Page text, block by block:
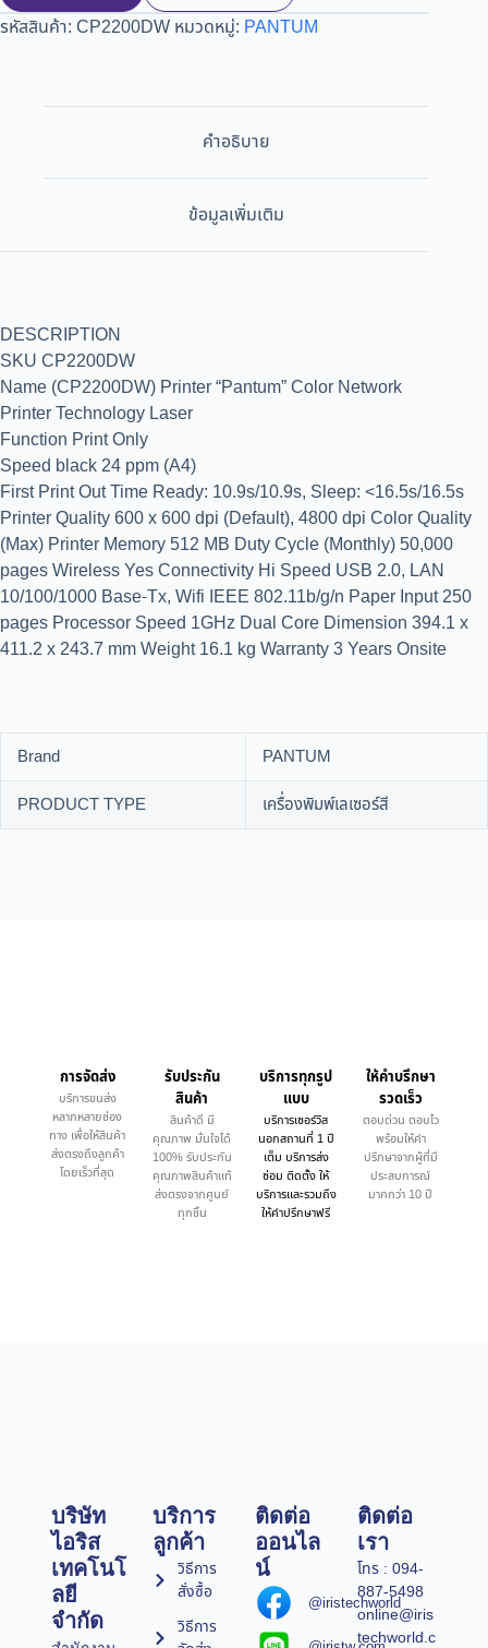
รหัสสินค้า: CP2200DW หมวดหมู่: PANTUM
คำอธิบาย
ข้อมูลเพิ่มเติม
DESCRIPTION
SKU CP2200DW
Name (CP2200DW) Printer “Pantum” Color Network
Printer Technology Laser
Function Print Only
Speed black 24 ppm (A4)
First Print Out Time Ready: 10.9s/10.9s, Sleep: <16.5s/16.5s
Printer Quality 600 x 600 dpi (Default), 4800 dpi Color Quality
(Max) Printer Memory 512 MB Duty Cycle (Monthly) 50,000
pages Wireless Yes Connectivity Hi Speed USB 2.0, LAN
10/100/1000 Base-Tx, Wifi IEEE 802.11b/g/n Paper Input 250
pages Processor Speed 1GHz Dual Core Dimension 394.1 x
411.2 x 243.7 mm Weight 16.1 kg Warranty 3 Years Onsite
Brand
PANTUM
PRODUCT TYPE
เครื่องพิมพ์เลเซอร์สี
การจัดส่ง
บริการขนส่ง
หลากหลายช่อง
ทาง เพื่อให้สินค้า
ส่งตรงถึงลูกค้า
โดยเร็วที่สุด
รับประกัน
สินค้า
สินค้าดี มี
คุณภาพ มั่นใจได้
100% รับประกัน
คุณภาพสินค้าแท้
ส่งตรงจากศูนย์
ทุกชิ้น
บริการทุกรูป
แบบ
บริการเซอร์วิส
นอกสถานที่ 1 ปี
เต็ม บริการส่ง
ซ่อม ติดตั้ง ให้
บริการและรวมถึง
ให้คำปรึกษาฟรี
ให้คำบรึกษา
รวดเร็ว
ตอบด่วน ตอบไว
พร้อมให้คำ
ปรึกษาจากผู้ที่มี
ประสบการณ์
มากกว่า 10 ปี
บริษัท
ไอริส
เทคโนโ
ลยี
จำกัด
บริการ
ลูกค้า
วิธีการ
สั่งซื้อ
วิธีการ
ติดต่อ
ออนไล
น์
@iristechworld
ติดต่อ
เรา
โทร : 094-
887-5498
online@iris
techworld.c